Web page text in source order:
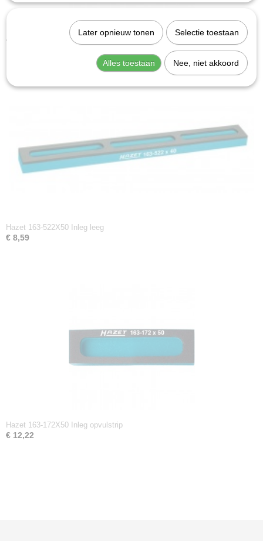
Hazet 163-130L Inleg leeg
€ 18,16
Hazet 163-522X50 Inleg leeg
€ 8,59
Hazet 163-172X50 Inleg opvulstrip
€ 12,22
Later opnieuw tonen Selectie toestaan
Alles toestaan Nee, niet akkoord